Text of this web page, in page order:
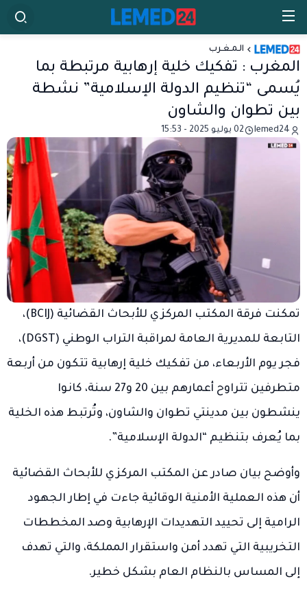
الـمـغـرب
المغرب : تفكيك خلية إرهابية مرتبطة بما
يُسمى “تنظيم الدولة الإسلامية” نشطة
بين تطوان والشاون
lemed24 02 يوليو 2025 - 15:53
تمكنت فرقة المكتب المركزي للأبحاث القضائية (BCIJ)،
التابعة للمديرية العامة لمراقبة التراب الوطني (DGST)،
فجر يوم الأربعاء، من تفكيك خلية إرهابية تتكون من أربعة
متطرفين تتراوح أعمارهم بين 20 و27 سنة، كانوا
ينشطون بين مدينتي تطوان والشاون، وتُرتبط هذه الخلية
بما يُعرف بتنظيم “الدولة الإسلامية”.
وأوضح بيان صادر عن المكتب المركزي للأبحاث القضائية
أن هذه العملية الأمنية الوقائية جاءت في إطار الجهود
الرامية إلى تحييد التهديدات الإرهابية وصد المخططات
التخريبية التي تهدد أمن واستقرار المملكة، والتي تهدف
إلى المساس بالنظام العام بشكل خطير.